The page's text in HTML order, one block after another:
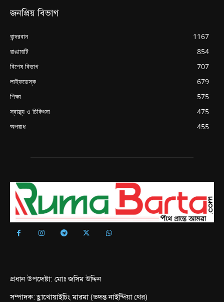
জনপ্রিয় বিভাগ
বান্দরবান
1167
রাঙামাটি
854
বিশেষ বিভাগ
707
লাইফডেস্ক
679
শিক্ষা
575
স্বাস্থ্য ও চিকিৎসা
475
অপরাধ
455
প্রধান উপদেষ্টা: মোঃ জসিম উদ্দিন
সম্পাদক: হ্লাথোয়াইচিং মারমা (ভদন্ত নাইন্দিয়া থের)